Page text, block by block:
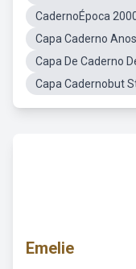
CadernoÉpoca
Capa Caderno
Capa De Caderno
Capa Cadernobut
Emelie